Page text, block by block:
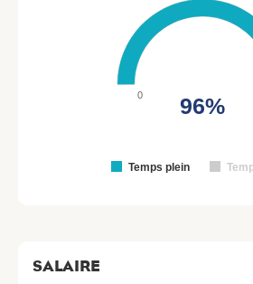
Temps plein
0 96%
SALAIRE